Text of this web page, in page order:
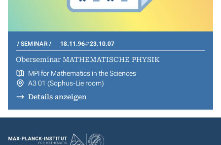
SEMINAR 18.11.96 23.10.07
Oberseminar MATHEMATISCHE PHYSIK
MPI for Mathematics in the Sciences
A3 01 (Sophus-Lie room)
Details anzeigen